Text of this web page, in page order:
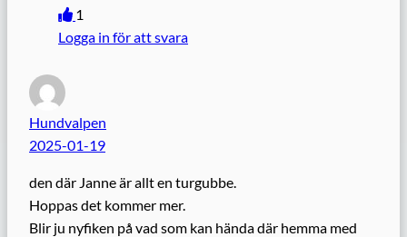
1
Logga in för att svara
Hundvalpen
2025-01-19
den där Janne är allt en turgubbe.
Hoppas det kommer mer.
Blir ju nyfiken på vad som kan hända där hemma med